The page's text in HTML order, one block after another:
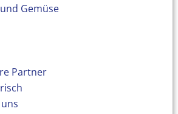
Gemüse
Partner